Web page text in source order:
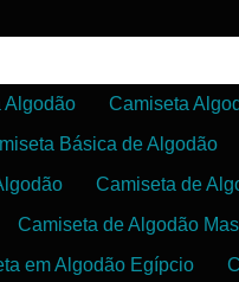
Algodão Camiseta
Básica de Algodão
Camiseta de
Camiseta de Algodão
em Algodão Egípcio